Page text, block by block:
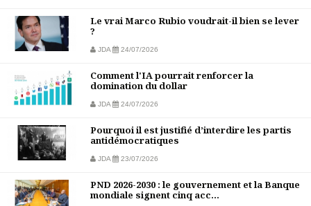
Le vrai Marco Rubio voudrait-il bien se lever
?
JDA 24/07/2026
Comment l'IA pourrait renforcer la
domination du dollar
JDA 24/07/2026
Pourquoi il est justifié d’interdire les partis
antidémocratiques
JDA 23/07/2026
PND 2026-2030 : le gouvernement et la Banque
mondiale signent cinq acc...